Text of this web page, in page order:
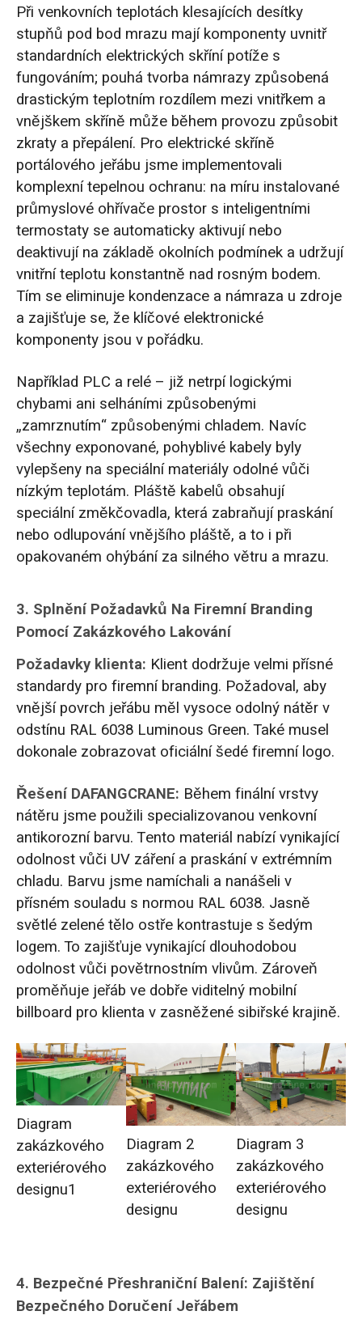
Při venkovních teplotách klesajících desítky
stupňů pod bod mrazu mají komponenty uvnitř
standardních elektrických skříní potíže s
fungováním; pouhá tvorba námrazy způsobená
drastickým teplotním rozdílem mezi vnitřkem a
vnějškem skříně může během provozu způsobit
zkraty a přepálení. Pro elektrické skříně
portálového jeřábu jsme implementovali
komplexní tepelnou ochranu: na míru instalované
průmyslové ohřívače prostor s inteligentními
termostaty se automaticky aktivují nebo
deaktivují na základě okolních podmínek a udržují
vnitřní teplotu konstantně nad rosným bodem.
Tím se eliminuje kondenzace a námraza u zdroje
a zajišťuje se, že klíčové elektronické
komponenty jsou v pořádku.
Například PLC a relé – již netrpí logickými
chybami ani selháními způsobenými
„zamrznutím“ způsobenými chladem. Navíc
všechny exponované, pohyblivé kabely byly
vylepšeny na speciální materiály odolné vůči
nízkým teplotám. Pláště kabelů obsahují
speciální změkčovadla, která zabraňují praskání
nebo odlupování vnějšího pláště, a to i při
opakovaném ohýbání za silného větru a mrazu.
3. Splnění Požadavků Na Firemní Branding
Pomocí Zakázkového Lakování
Požadavky klienta: Klient dodržuje velmi přísné
standardy pro firemní branding. Požadoval, aby
vnější povrch jeřábu měl vysoce odolný nátěr v
odstínu RAL 6038 Luminous Green. Také musel
dokonale zobrazovat oficiální šedé firemní logo.
Řešení DAFANGCRANE: Během finální vrstvy
nátěru jsme použili specializovanou venkovní
antikorozní barvu. Tento materiál nabízí vynikající
odolnost vůči UV záření a praskání v extrémním
chladu. Barvu jsme namíchali a nanášeli v
přísném souladu s normou RAL 6038. Jasně
světlé zelené tělo ostře kontrastuje s šedým
logem. To zajišťuje vynikající dlouhodobou
odolnost vůči povětrnostním vlivům. Zároveň
proměňuje jeřáb ve dobře viditelný mobilní
billboard pro klienta v zasněžené sibiřské krajině.
Diagram
zakázkového
exteriérového
designu1
Diagram 2
zakázkového
exteriérového
designu
Diagram 3
zakázkového
exteriérového
designu
4. Bezpečné Přeshraniční Balení: Zajištění
Bezpečného Doručení Jeřábem